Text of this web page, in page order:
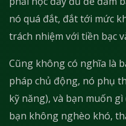
nó quá đắt, đắt tới mức
trách nhiệm với tiền bạc
Cũng không có nghĩa là
pháp chủ động, nó phụ
kỹ năng), và bạn muốn
bạn không nghèo khó,